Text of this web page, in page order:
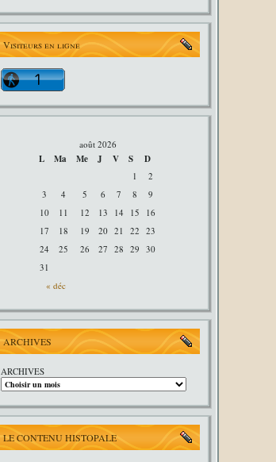
Visiteurs en ligne
août 2026
L Ma Me J V S D
« déc
1
2
3
4 5 6 7 8
9
10
11 12 13 14 15
16
17
18 19 20 21 22 23
24
25 26 27 28 29 30
31
ARCHIVES
ARCHIVES
LE CONTENU HISTOPALE